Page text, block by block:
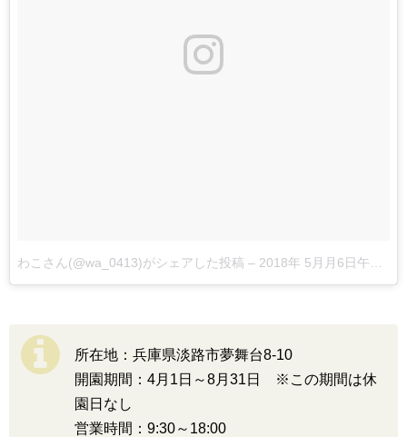
わこさん(@wa_0413)がシェアした投稿 – 2018年 5月月6日午前4時59分PDT
所在地：兵庫県淡路市夢舞台8-10
開園期間：4月1日～8月31日 ※この期間は休
園日なし
営業時間：9:30～18:00